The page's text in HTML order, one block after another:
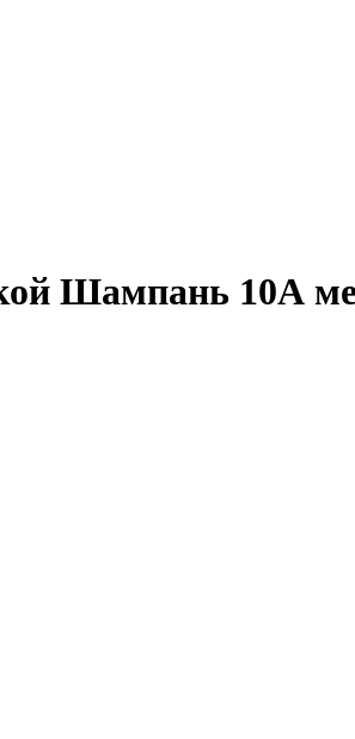
Шампань 10А